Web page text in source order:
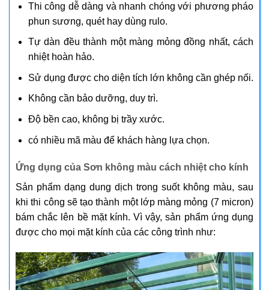
Thi công dễ dàng và nhanh chóng với phương pháo
phun sương, quét hay dùng rulo.
Tự dàn đều thành một màng mỏng đồng nhất, cách
nhiệt hoàn hảo.
Sử dụng được cho diện tích lớn không cần ghép nối.
Không cần bảo dưỡng, duy trì.
Độ bền cao, không bị trầy xước.
có nhiều mã màu để khách hàng lựa chọn.
Ứng dụng của Sơn không màu cách nhiệt cho kính
Sản phẩm dạng dung dịch trong suốt không màu, sau
khi thi công sẽ tạo thành một lớp màng mỏng (7 micron)
bám chắc lên bề mặt kính. Vì vậy, sản phẩm ứng dụng
được cho mọi mặt kính của các công trình như: